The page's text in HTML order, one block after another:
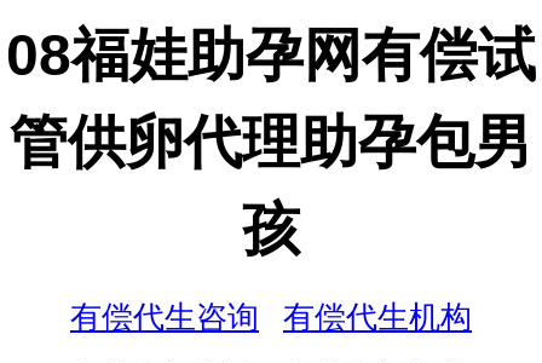
08福娃助孕网有偿试
管供卵代理助孕包男
孩
有偿代生咨询
有偿代生机构